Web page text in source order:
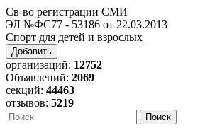
Св-во регистрации СМИ
ЭЛ №ФС77 - 53186 от 22.03.2013
Спорт для детей и взрослых
Добавить
организаций: 12752
Объявлений: 2069
секций: 44463
отзывов: 5219